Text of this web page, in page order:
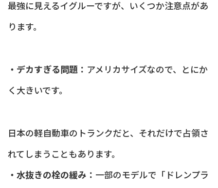
最強に見えるイグルーですが、いくつか注意点があ
ります。
・デカすぎる問題： アメリカサイズなので、とにか
く大きいです。
日本の軽自動車のトランクだと、それだけで占領さ
れてしまうこともあります。
・水抜きの栓の緩み： 一部のモデルで「ドレンプラ